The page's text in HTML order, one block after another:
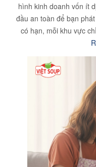
hình kinh doanh vốn ít
đầu an toàn để bạn
có hạn, mỗi khu vực